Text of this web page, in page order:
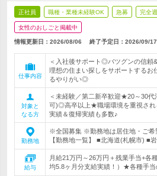
正社員 職種・業種未経験OK 急募 完全
女性のおしごと掲載中
情報更新日：2026/08/06 終了予定日： 2026/09/17
仕事内容
＜入社後サポート◎バツグンの信頼
理想の住まい探しをサポートするお
るやりがい◎
対象と
なる方
＜未経験／第二新卒歓迎★20～30
可)◎高卒以上★職場環境を重視さ
実績＆復帰実績も多数♪
勤務地
※全国募集 ※勤務地は居住地・ご希
【勤務地一覧】 ■北海道(札幌市) ■
給与
月給21万円～26万円＋残業手当+各
均5.8ヶ月分支給実績！）★各種手当